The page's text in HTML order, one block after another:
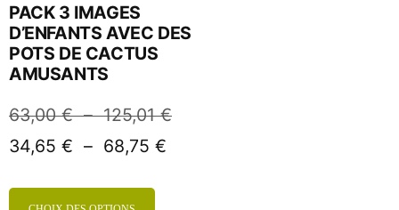
PACK 3 IMAGES
D’ENFANTS AVEC DES
POTS DE CACTUS
AMUSANTS
63,00€ – 125,01€
34,65 € – 68,75 €